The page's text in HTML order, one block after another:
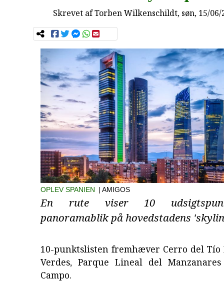
Skrevet afTorben Wilkenschildt, søn, 15/
OPLEV SPANIEN | AMIGOS
En rute viser 10
panoramablik på hovedstadens
10-punktslisten fremhæver Cerro del Tío
Verdes, Parque Lineal del
Campo.